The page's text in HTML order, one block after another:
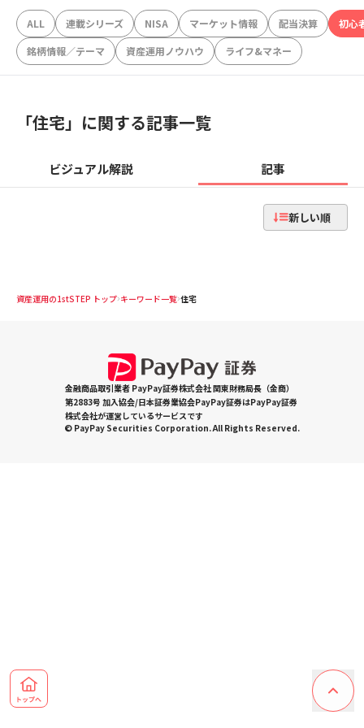
ALL 連載シリーズ NISA マーケット情報 配当決算
初心
銘柄情報／テーマ
資産運用ノウハウ ライフ&マネー
「住宅」に関する記事一覧
ビジュアル解説 記事
新しい順
資産運用の1stSTEP トップ キーワード一覧 住宅
金融商品取引業者 PayPay証券株式会社 関東財務局長（金商）
第2883号 加入協会/日本証券業協会PayPay証券はPayPay証券
株式会社が運営しているサービスです
© PayPay Securities Corporation. All Rights Reserved.